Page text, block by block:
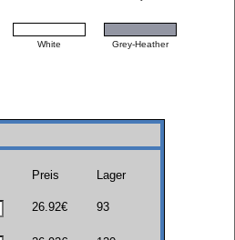
White Grey-Heather
Preis Lager
26.92€ 93